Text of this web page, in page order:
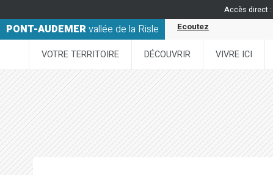
Accès direct :
PONT-AUDEMERvallée de la Risle Ecoutez
VOTRE TERRITOIRE DÉCOUVRIR VIVRE ICI